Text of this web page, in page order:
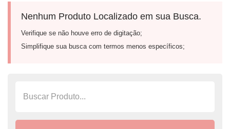
Nenhum Produto Localizado em sua Busca.
Verifique se não houve erro de digitação;
Simplifique sua busca com termos menos específicos;